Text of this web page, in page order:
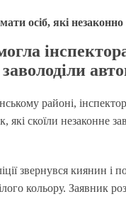
осіб, які незаконно
районі,
які скоїли незаконне
звернувся киянин і
кольору. Заявник